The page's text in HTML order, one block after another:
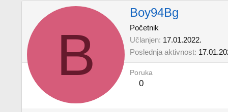
B
Boy94Bg
Početnik
Učlanjen 17.01.2022.
Poslednja aktivnost
Poruka
0